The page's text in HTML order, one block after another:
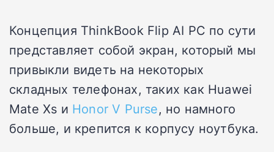
Концепция ThinkBook Flip AI PC по сути
представляет собой экран, который мы
привыкли видеть на некоторых
складных телефонах, таких как Huawei
Mate Xs и Honor V Purse, но намного
больше, и крепится к корпусу ноутбука.